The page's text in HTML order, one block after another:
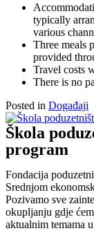
typically
various
Three meals
provided
Travel costs
There is no
Posted in Događaji
Škola
program
Fondacija
Srednjom
Pozivamo sve
okupljanju gdje
aktualnim temama